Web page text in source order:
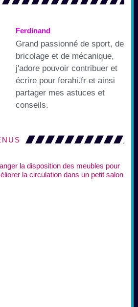
Ferdinand
Grand passionné de sport, de
bricolage et de mécanique,
j'adore pouvoir contribuer et
écrire pour ferahi.fr et ainsi
partager mes astuces et
conseils.
la disposition des meubles pour
la circulation dans un petit salon